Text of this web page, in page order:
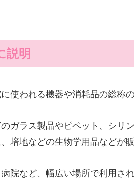
説明
使われる機器や消耗品の総称
ガラス製品やピペット、シリ
培地などの生物学用品などが販
院など、幅広い場所で利用さ